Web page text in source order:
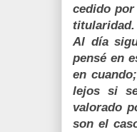
cedido
titularidad.
Al día
pensé en
en
lejos si
valorado
son el